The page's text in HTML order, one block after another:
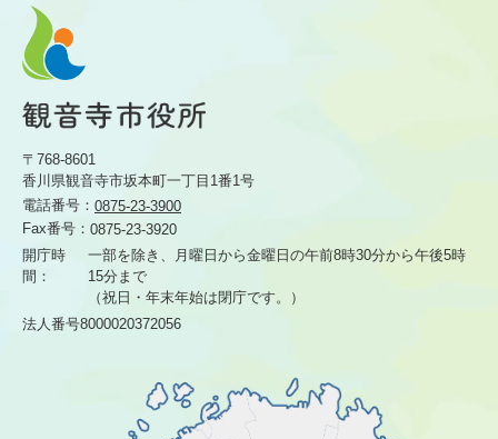
〒768-8601
香川県観音寺市坂本町一丁目1番1号
電話番号： 0875-23-3900
Fax番号： 0875-23-3920
開庁時
間：
一部を除き、月曜日から金曜日の午前8時30分から午後5時
15分まで
（祝日・年末年始は閉庁です。）
法人番号8000020372056